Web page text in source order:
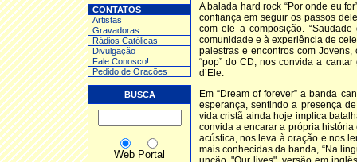
CONTATOS
Artistas
Gravadoras
Rádios Católicas
Divulgação
Fale Conosco!
Pedido de Orações
BUSCA
Web Portal
A balada hard rock “Por onde eu
confiança em seguir os passos
com ele a composição.
comunidade e à experiência de
palestras e encontros com Jovens,
“pop” do CD, nos convida a
d’Ele.
Em “Dream of forever” a banda
esperança, sentindo a presença
vida cristã ainda hoje implica
convida a encarar a própria história
acústica, nos leva à oração e nos
mais conhecidas da banda, “Na